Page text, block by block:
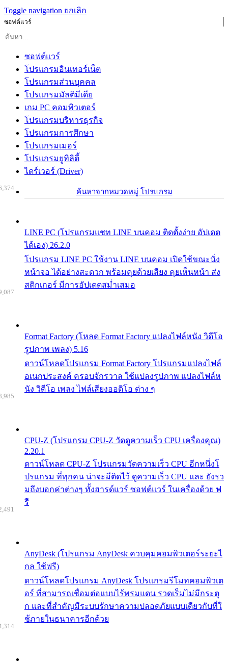
Toggle navigation ยกเลิก
ซอฟต์แวร์
ซอฟต์แวร์
โปรแกรมอินเทอร์เน็ต
โปรแกรมส่วนบุคคล
โปรแกรมมัลติมีเดีย
เกม PC คอมพิวเตอร์
โปรแกรมบริหารธุรกิจ
โปรแกรมการศึกษา
โปรแกรมเมอร์
โปรแกรมยูทิลิตี้
ไดร์เวอร์ (Driver)
ค้นหาจากหมวดหมู่ โปรแกรม
LINE PC (โปรแกรมแชท LINE บนคอม ติดตั้งง่าย อัปเดต
ได้เอง) 26.2.0
โปรแกรม LINE PC ใช้งาน LINE บนคอม เปิดใช้ขณะนั่ง
หน้าจอ ได้อย่างสะดวก พร้อมคุยด้วยเสียง คุยเห็นหน้า ส่ง
สติกเกอร์ มีการอัปเดตสม่ำเสมอ
Format Factory (โหลด Format Factory แปลงไฟล์หนัง วิดีโอ
รูปภาพ เพลง) 5.16
ดาวน์โหลดโปรแกรม Format Factory โปรแกรมแปลงไฟล์
อเนกประสงค์ ครอบจักรวาล ใช้แปลงรูปภาพ แปลงไฟล์ห
นัง วิดีโอ เพลง ไฟล์เสียงออดิโอ ต่าง ๆ
CPU-Z (โปรแกรม CPU-Z วัดดูความเร็ว CPU เครื่องคุณ)
2.20.1
ดาวน์โหลด CPU-Z โปรแกรมวัดความเร็ว CPU อีกหนึ่งโ
ปรแกรม ที่ทุกคน น่าจะมีติดไว้ ดูความเร็ว CPU และ ยังรว
มถึงบอกค่าต่างๆ ทั้งฮารด์แวร์ ซอฟต์แวร์ ในเครื่องด้วย ฟ
รี
AnyDesk (โปรแกรม AnyDesk ควบคุมคอมพิวเตอร์ระยะไ
กล ใช้ฟรี)
ดาวน์โหลดโปรแกรม AnyDesk โปรแกรมรีโมทคอมพิวเต
อร์ ที่สามารถเชื่อมต่อแบบไร้พรมแดน รวดเร็มไม่มีกระตุ
ก และที่สำคัญมีระบบรักษาความปลอดภัยแบบเดียวกับที่ใ
ช้ภายในธนาคารอีกด้วย